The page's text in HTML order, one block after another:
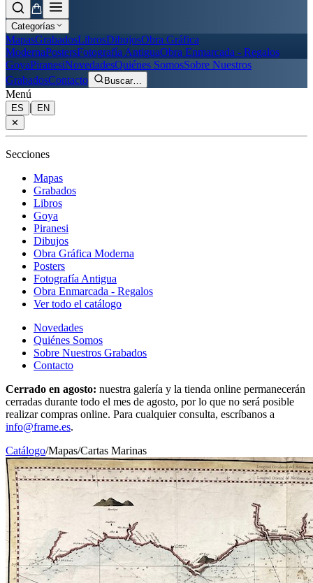
Categorías
MapasGrabadosLibrosDibujosObra Gráfica
ModernaPostersFotografía AntiguaObra Enmarcada - Regalos
GoyaPiranesiNovedadesQuiénes SomosSobre Nuestros
GrabadosContacto Buscar…
Menú
ES |
EN
✕
Secciones
Mapas
Grabados
Libros
Goya
Piranesi
Dibujos
Obra Gráfica Moderna
Posters
Fotografía Antigua
Obra Enmarcada - Regalos
Ver todo el catálogo
Novedades
Quiénes Somos
Sobre Nuestros Grabados
Contacto
Cerrado en agosto: nuestra galería y la tienda online permanecerán
cerradas durante todo el mes de agosto, por lo que no será posible
realizar compras online. Para cualquier consulta, escríbanos a
info@frame.es.
Catálogo/Mapas/Cartas Marinas